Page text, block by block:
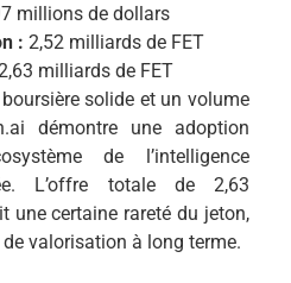
millions de dollars
: 2,52 milliards de FET
milliards de FET
solide et un volume
démontre une adoption
de l’intelligence
L’offre totale de 2,63
une certaine rareté du jeton,
valorisation à long terme.